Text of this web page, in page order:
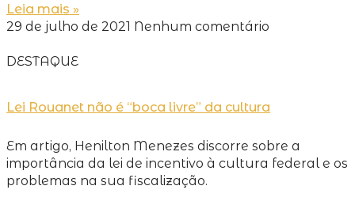
Leia mais »
29 de julho de 2021 Nenhum comentário
DESTAQUE
Lei Rouanet não é “boca livre” da cultura
Em artigo, Henilton Menezes discorre sobre a
importância da lei de incentivo à cultura federal e os
problemas na sua fiscalização.